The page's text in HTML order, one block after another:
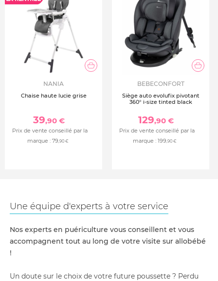
NANIA
Chaise haute lucie grise
39,90 €
Prix de vente conseillé par la
marque : 79,90 €
BEBECONFORT
Siège auto evolufix pivotant
360° i-size tinted black
129,90 €
Prix de vente conseillé par la
marque : 199,90 €
Une équipe d'experts à votre service
Nos experts en puériculture vous conseillent et vous
accompagnent tout au long de votre visite sur allobébé
!
Un doute sur le choix de votre future poussette ? Perdu